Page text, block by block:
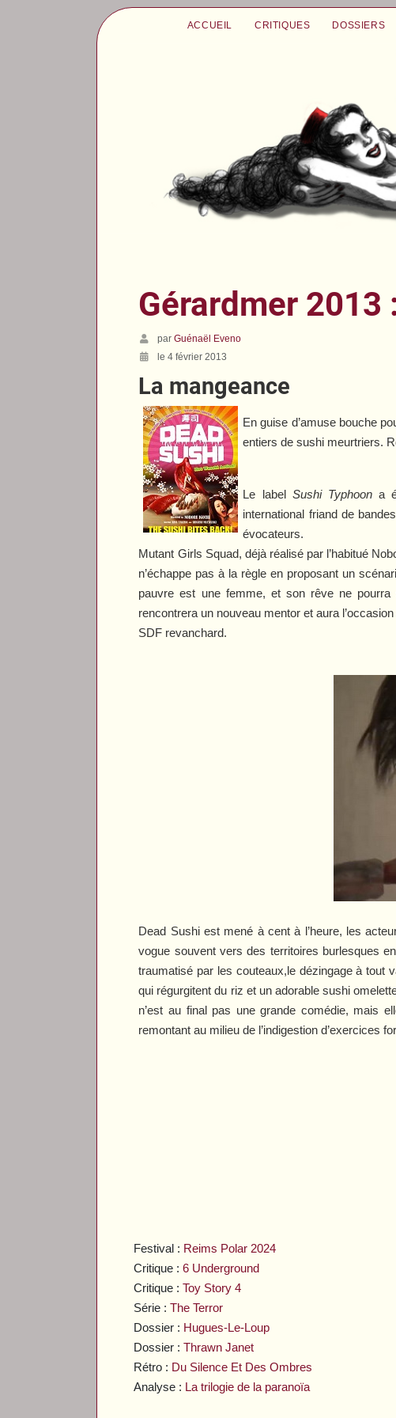
ACCUEIL CRITIQUES DOSSIERS
Festival : Reims Polar 2024
Critique :6 Underground
Critique :Toy Story 4
Série :The Terror
Dossier : Hugues-Le-Loup
Dossier :Thrawn Janet
Rétro : Du Silence Et Des Ombres
Analyse : La trilogie de la paranoïa
Gérardmer 2013
parGuénaël Eveno
le 4 février 2013
La mangeance
En guise d’amuse bouche
entiers de sushi meurtriers.
Le label Sushi Typhoona
international friand de
évocateurs.
Mutant Girls Squad, déjà réalisé par l’habitué
n’échappe pas à la règle en proposant un
pauvre est une femme, et son rêve ne pourra
rencontrera un nouveau mentor et aura
SDF revanchard.
Dead Sushiest mené à cent à l’heure, les
vogue souvent vers des territoires burlesques
traumatisé par les couteaux,le dézingage à tout
qui régurgitent du riz et un adorable sushi
n’est au final pas une grande comédie, mais
remontant au milieu de l’indigestion d’exercices